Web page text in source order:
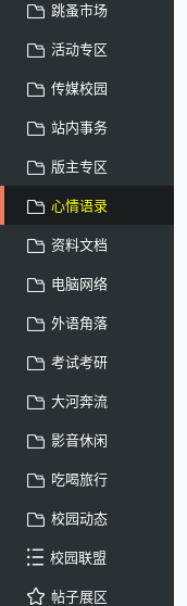
跳蚤市场
活动专区
传媒校园
站内事务
版主专区
心情语录
资料文档
电脑网络
外语角落
考试考研
大河奔流
影音休闲
吃喝旅行
校园动态
校园联盟
帖子展区